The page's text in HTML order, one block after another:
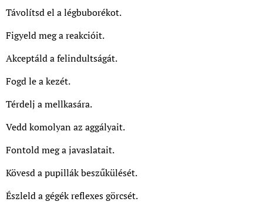
Távolítsd el a légbuborékot.
Figyeld meg a reakcióit.
Akceptáld a felindultságát.
Fogd le a kezét.
Térdelj a mellkasára.
Vedd komolyan az aggályait.
Fontold meg a javaslatait.
Kövesd a pupillák beszűkülését.
Észleld a gégék reflexes görcsét.